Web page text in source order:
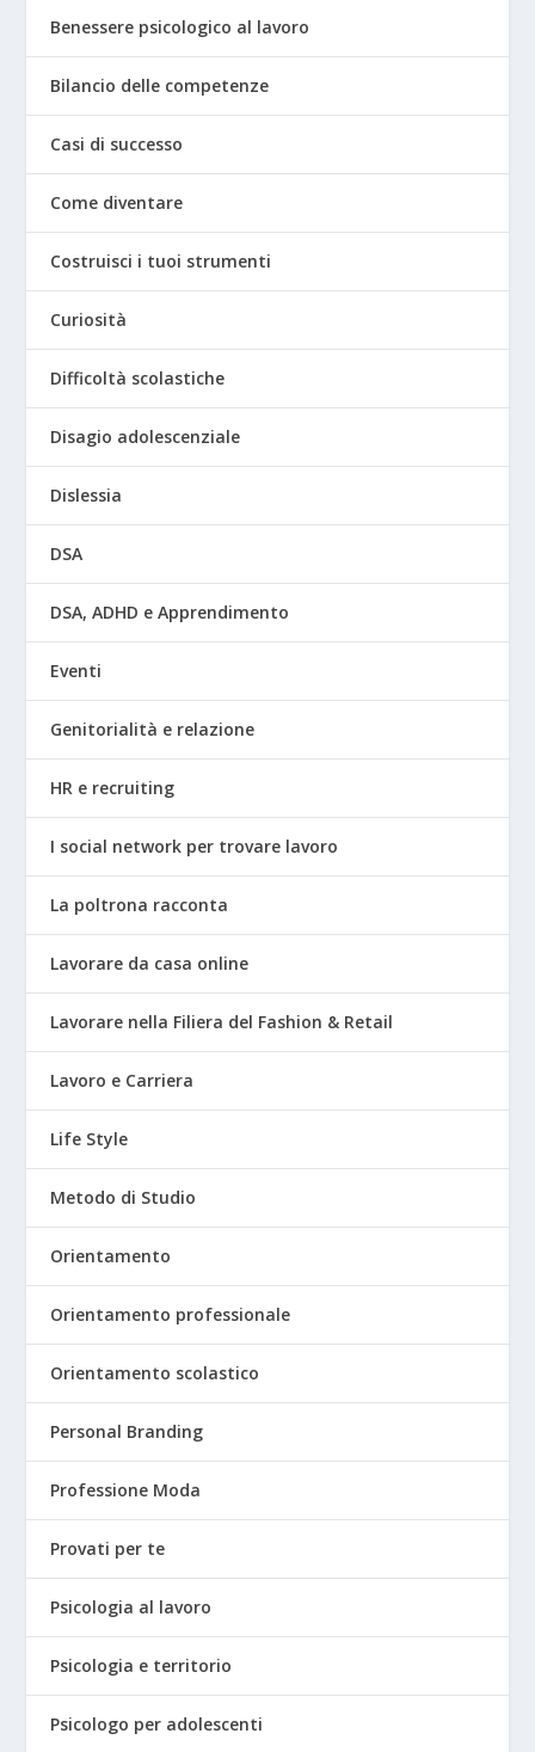
Benessere psicologico al lavoro
Bilancio delle competenze
Casi di successo
Come diventare
Costruisci i tuoi strumenti
Curiosità
Difficoltà scolastiche
Disagio adolescenziale
Dislessia
DSA
DSA, ADHD e Apprendimento
Eventi
Genitorialità e relazione
HR e recruiting
I social network per trovare lavoro
La poltrona racconta
Lavorare da casa online
Lavorare nella Filiera del Fashion & Retail
Lavoro e Carriera
Life Style
Metodo di Studio
Orientamento
Orientamento professionale
Orientamento scolastico
Personal Branding
Professione Moda
Provati per te
Psicologia al lavoro
Psicologia e territorio
Psicologo per adolescenti